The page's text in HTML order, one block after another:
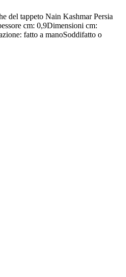
del tappeto Nain Kashmar Persia
cm: 0,9Dimensioni cm:
fatto a manoSoddifatto o